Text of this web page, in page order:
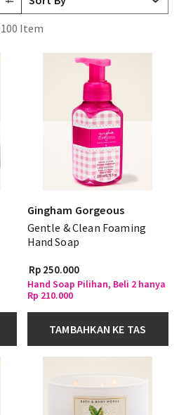
100 Item
Gingham Gorgeous
Gentle & Clean Foaming
Hand Soap
Rp 250.000
Hand Soap Pilihan, Beli 2 hanya
Rp 210.000
TAMBAHKAN KE TAS